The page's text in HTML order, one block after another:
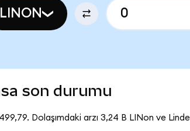
LINON
son durumu
Dolaşımdaki arzı 3,24 B LINon ve